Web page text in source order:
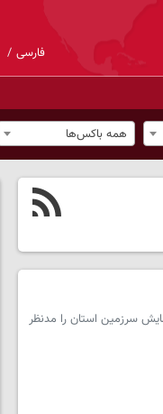
فارسی
همه باکس‌ها
سرزمین استان را مدنظر